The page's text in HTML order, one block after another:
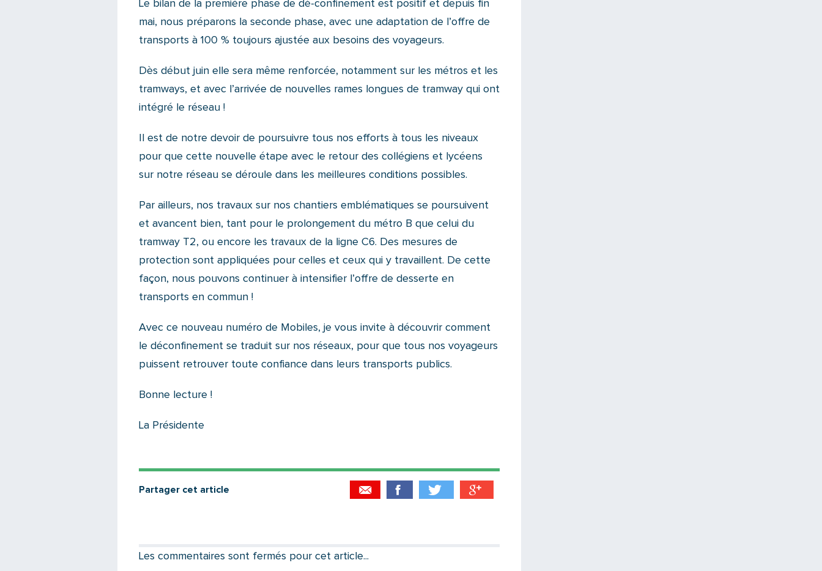
Le bilan de la première phase de dé-confinement est positif et depuis fin
mai, nous préparons la seconde phase, avec une adaptation de l’offre de
transports à 100 % toujours ajustée aux besoins des voyageurs.
Dès début juin elle sera même renforcée, notamment sur les métros et les
tramways, et avec l’arrivée de nouvelles rames longues de tramway qui ont
intégré le réseau !
Il est de notre devoir de poursuivre tous nos efforts à tous les niveaux
pour que cette nouvelle étape avec le retour des collégiens et lycéens
sur notre réseau se déroule dans les meilleures conditions possibles.
Par ailleurs, nos travaux sur nos chantiers emblématiques se poursuivent
et avancent bien, tant pour le prolongement du métro B que celui du
tramway T2, ou encore les travaux de la ligne C6. Des mesures de
protection sont appliquées pour celles et ceux qui y travaillent. De cette
façon, nous pouvons continuer à intensifier l’offre de desserte en
transports en commun !
Avec ce nouveau numéro de Mobiles, je vous invite à découvrir comment
le déconfinement se traduit sur nos réseaux, pour que tous nos voyageurs
puissent retrouver toute confiance dans leurs transports publics.
Bonne lecture !
La Présidente
Partager cet article
Les commentaires sont fermés pour cet article...